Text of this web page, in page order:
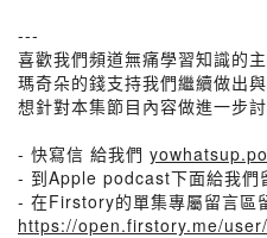
---
喜歡我們頻道無痛學習知識的
瑪奇朵的錢支持我們繼續做出
想針對本集節目內容做進一步
- 快寫信 給我們
- 到Apple podcast下面給我們
- 在Firstory的單集專屬留言區
https://open.firstory.me/